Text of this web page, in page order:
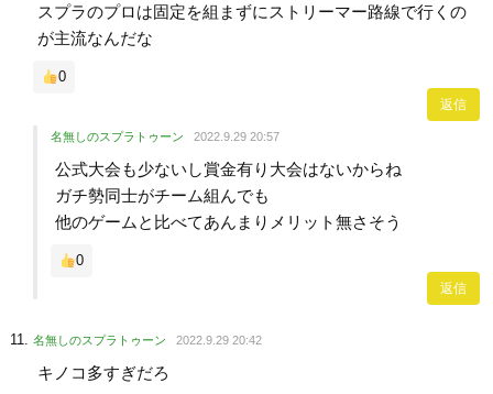
スプラのプロは固定を組まずにストリーマー路線で行くの
が主流なんだな
0
返信
名無しのスプラトゥーン 2022.9.29 20:57
公式大会も少ないし賞金有り大会はないからね
ガチ勢同士がチーム組んでも
他のゲームと比べてあんまりメリット無さそう
0
返信
名無しのスプラトゥーン 2022.9.29 20:42
キノコ多すぎだろ